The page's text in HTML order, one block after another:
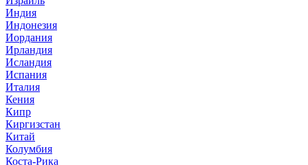
Индия
Индонезия
Иордания
Ирландия
Исландия
Испания
Италия
Кения
Кипр
Киргизстан
Китай
Колумбия
Коста-Рика